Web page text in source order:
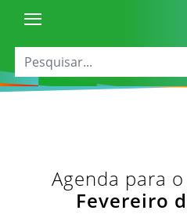
Agenda para
Fevereiro